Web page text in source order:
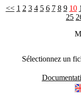
<< 1 2 3 4 5 6 7 8 9 10
25
Sélectionnez un